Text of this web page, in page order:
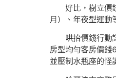
好比，樹立價
月）、年夜型運動
哄抬價錢行動
房型均勻客房價錢
並壓制水瓶座的怪